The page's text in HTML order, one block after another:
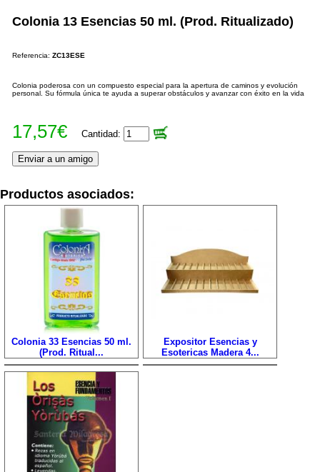
Colonia 13 Esencias 50 ml. (Prod. Ritualizado)
Referencia:ZC13ESE
Colonia poderosa con un compuesto especial para la apertura de caminos y evolución
personal. Su fórmula única te ayuda a superar obstáculos y avanzar con éxito en la vida
17,57€ Cantidad:
Productos asociados:
Colonia 33 Esencias 50 ml.
(Prod. Ritual...
Expositor Esencias y
Esotericas Madera 4...